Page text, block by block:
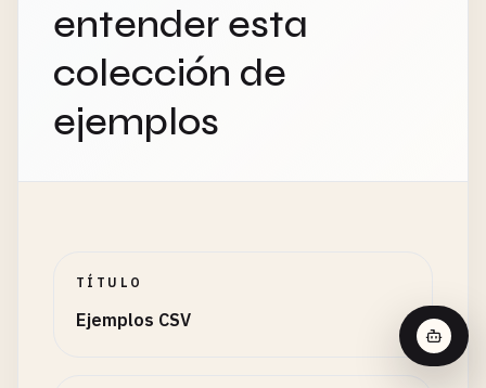
entender esta
colección de
ejemplos
TÍTULO
Ejemplos CSV